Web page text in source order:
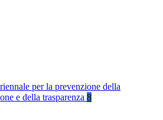
per la prevenzione della
e della trasparenza 8